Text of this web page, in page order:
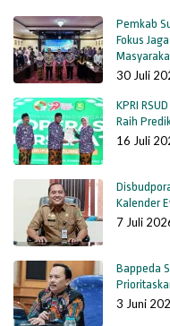
Pemkab
Fokus
30 Juli
KPRI
Raih
16 Juli
Kalender
7 Juli
Bappeda
3 Juni